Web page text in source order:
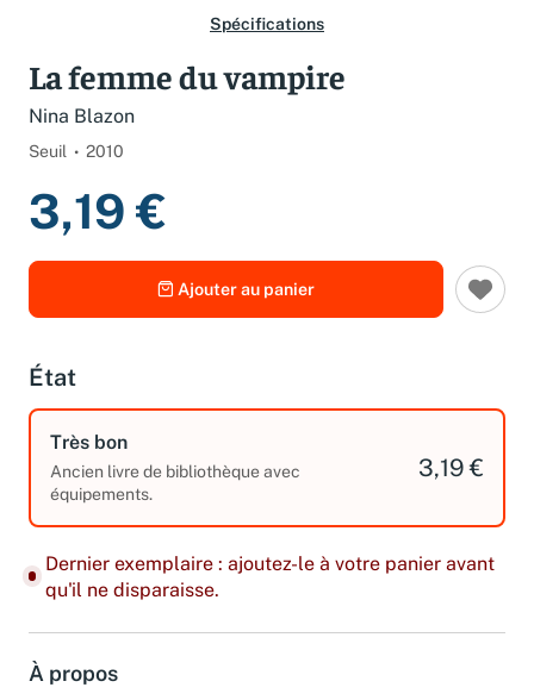
Spécifications
La femme du vampire
Nina Blazon
Seuil 2010
3,19 €
Ajouter au panier
État
Très bon
Ancien livre de bibliothèque avec
équipements.
3,19 €
Dernier exemplaire : ajoutez-le à votre panier avant
qu'il ne disparaisse.
À propos